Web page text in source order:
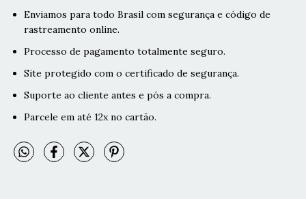
Enviamos para todo Brasil com segurança e código de
rastreamento online.
Processo de pagamento totalmente seguro.
Site protegido com o certificado de segurança.
Suporte ao cliente antes e pós a compra.
Parcele em até 12x no cartão.